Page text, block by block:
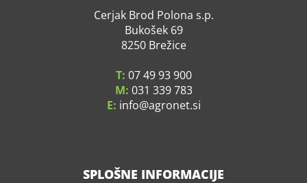
Cerjak Brod Polona s.p.
Bukošek 69
8250 Brežice
T: 07 49 93 900
M: 031 339 783
E: info agronet.si
SPLOŠNE INFORMACIJE